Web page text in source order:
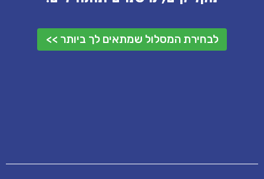
לבחירת המסלול שמתאים לך ביותר >>